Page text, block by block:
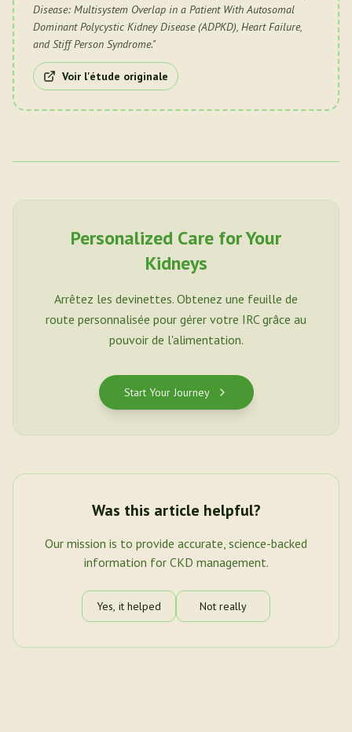
Disease: Multisystem Overlap in a Patient With Autosomal
Dominant Polycystic Kidney Disease (ADPKD), Heart Failure,
and Stiff Person Syndrome."
Voir l'étude originale
Personalized Care for Your
Kidneys
Arrêtez les devinettes. Obtenez une feuille de
route personnalisée pour gérer votre IRC grâce au
pouvoir de l'alimentation.
Start Your Journey
Was this article helpful?
Our mission is to provide accurate, science-backed
information for CKD management.
Yes, it helped Not really